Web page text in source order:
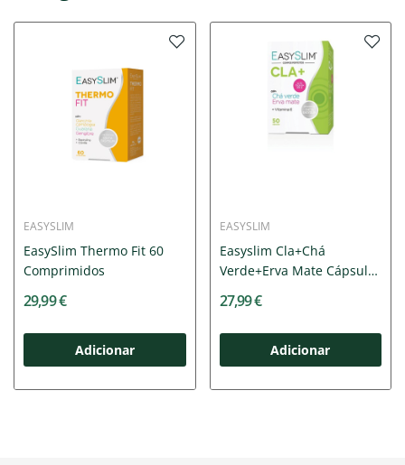
EASYSLIM
EasySlim Thermo Fit 60
Comprimidos
29,99 €
Adicionar
EASYSLIM
Easyslim Cla+Chá
Verde+Erva Mate Cápsulas
27,99 €
Adicionar